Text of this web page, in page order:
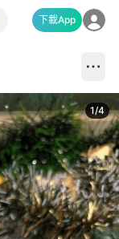
下載App
1/4